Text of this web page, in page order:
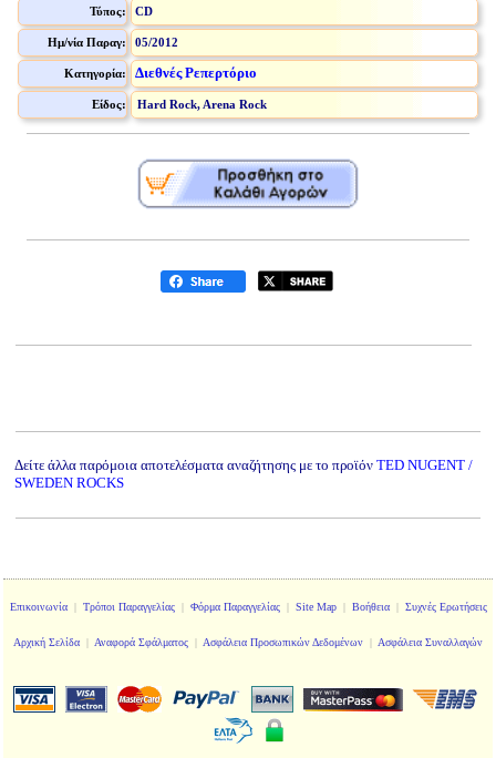
Τύπος: CD
Ημ/νία Παραγ: 05/2012
Κατηγορία: Διεθνές Ρεπερτόριο
Είδος: Hard Rock, Arena Rock
Δείτε άλλα παρόμοια αποτελέσματα αναζήτησης με το προϊόν TED NUGENT /
SWEDEN ROCKS
Επικοινωνία| Τρόποι Παραγγελίας| Φόρμα Παραγγελίας| Site Map| Βοήθεια| Συχνές Ερωτήσεις
Αρχική Σελίδα | Αναφορά Σφάλματος | Ασφάλεια Προσωπικών Δεδομένων | Ασφάλεια Συναλλαγών